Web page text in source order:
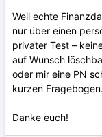
Weil echte
nur über einen
privater Test –
auf Wunsch
oder mir eine PN
kurzen Fragebogen.
Danke euch!